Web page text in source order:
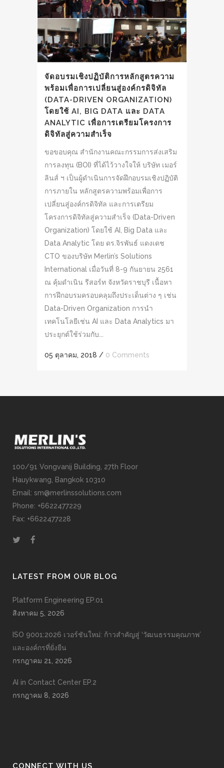
จัดอบรมเชิงปฏิบัติการหลักสูตรความ
พร้อมเพื่อการเปลี่ยนสู่องค์กรดิจิทัล
(DATA-DRIVEN ORGANIZATION)
โดยใช้ AI, BIG DATA และ DATA
ANALYTIC เพื่อการเตรียมโครงการ
ดิจิทัลสู่ความสำเร็จ
ขอขอบคุณ สำนักงานคณะกรรมการส่งเสริม
การลงทุน (BOI) ที่ได้ไว้วางใจให้ บริษัท เมอร์
ลินส์ ฯ เป็นผู้ดำเนินการจัดฝึกอบรมเชิงปฏิบัติ
การภายใน หลักสูตรความพร้อมเพื่อการ
เปลี่ยนสู่องค์กรดิจิทัล และการเตรียม
โครงการดิจิทัลสู่ความสำเร็จ (Data-Driven
Organization) โดยใช้ AI, Big Data และ
Data Analytic โดย ดร.จิรพันธ์ แดงเดช
CTO ของบริษัท Merlin’s Solutions
International เมื่อวันที่ 8-9 กันยายน 2561
ณ คุ้มดำเนิน รีสอร์ท จังหวัดราชบุรี เนื้อหา
การฝึกอบรมครอบคลุมถึงประเด็นต่าง ๆ เช่น
Data-Driven Organization การนำ
เทคโนโลยีเช่น AI และ Data Analytics มา
ประยุกต์ใช้ร่วมกับ...
05 ตุลาคม, 2018 / 0 Comments
100/91 Vongvanij Building, 27th Floor
Hauykwang, Bangkok 10310
Email: sm@merlinssolutions.com
Phone: +6622477229
Fax: +6622477228
LATEST FROM OUR BLOG
Platform Engineering EP.01
สิงหาคม 5, 2026
ISO 9001:2026 เวอร์ชันใหม่: ก้าวสำคัญสู่ ‘วัฒนธรรมคุณภาพ’
และองค์กรที่ยั่งยืน
กรกฎาคม 21, 2026
AI in Contact Center EP.2
กรกฎาคม 8, 2026
CONNECT WITH US